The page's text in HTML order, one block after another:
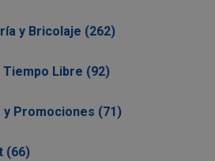
y Bricolaje (262)
Tiempo Libre (92)
Promociones (71)
(66)